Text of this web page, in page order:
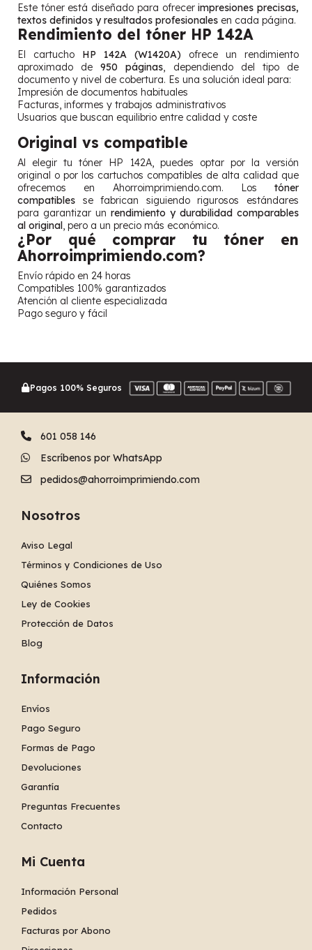
Este tóner está diseñado para ofrecerimpresiones precisas,
textos definidos y resultados profesionales en cada página.
Rendimiento del tóner HP 142A
El cartucho HP 142A (W1420A) ofrece un rendimiento
aproximado de950 páginas , dependiendo del tipo de
documento y nivel de cobertura. Es una solución ideal para:
Impresión de documentos habituales
Facturas, informes y trabajos administrativos
Usuarios que buscan equilibrio entre calidad y coste
Original vs compatible
Al elegir tu tóner HP 142A, puedes optar por la versión
original o por los cartuchos compatibles de alta calidad que
ofrecemos en Ahorroimprimiendo.com. Los tóner
compatibles se fabrican siguiendo rigurosos estándares
para garantizar un rendimiento y durabilidad comparables
al original , pero a un precio más económico.
¿Por qué comprar tu tóner en
Ahorroimprimiendo.com?
Envío rápido en 24 horas
Compatibles 100% garantizados
Atención al cliente especializada
Pago seguro y fácil
Pagos 100% Seguros
601 058 146
Escríbenos por WhatsApp
pedidos@ahorroimprimiendo.com
Nosotros
Aviso Legal
Términos y Condiciones de Uso
Quiénes Somos
Ley de Cookies
Protección de Datos
Blog
Información
Envíos
Pago Seguro
Formas de Pago
Devoluciones
Garantía
Preguntas Frecuentes
Contacto
Mi Cuenta
Información Personal
Pedidos
Facturas por Abono